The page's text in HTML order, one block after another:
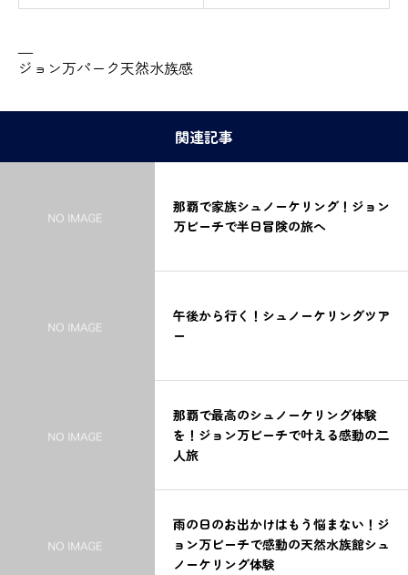
—
ジョン万パーク天然水族感
関連記事
那覇で家族シュノーケリング！ジョン
万ビーチで半日冒険の旅へ
午後から行く！シュノーケリングツア
ー
那覇で最高のシュノーケリング体験
を！ジョン万ビーチで叶える感動の二
人旅
雨の日のお出かけはもう悩まない！ジ
ョン万ビーチで感動の天然水族館シュ
ノーケリング体験